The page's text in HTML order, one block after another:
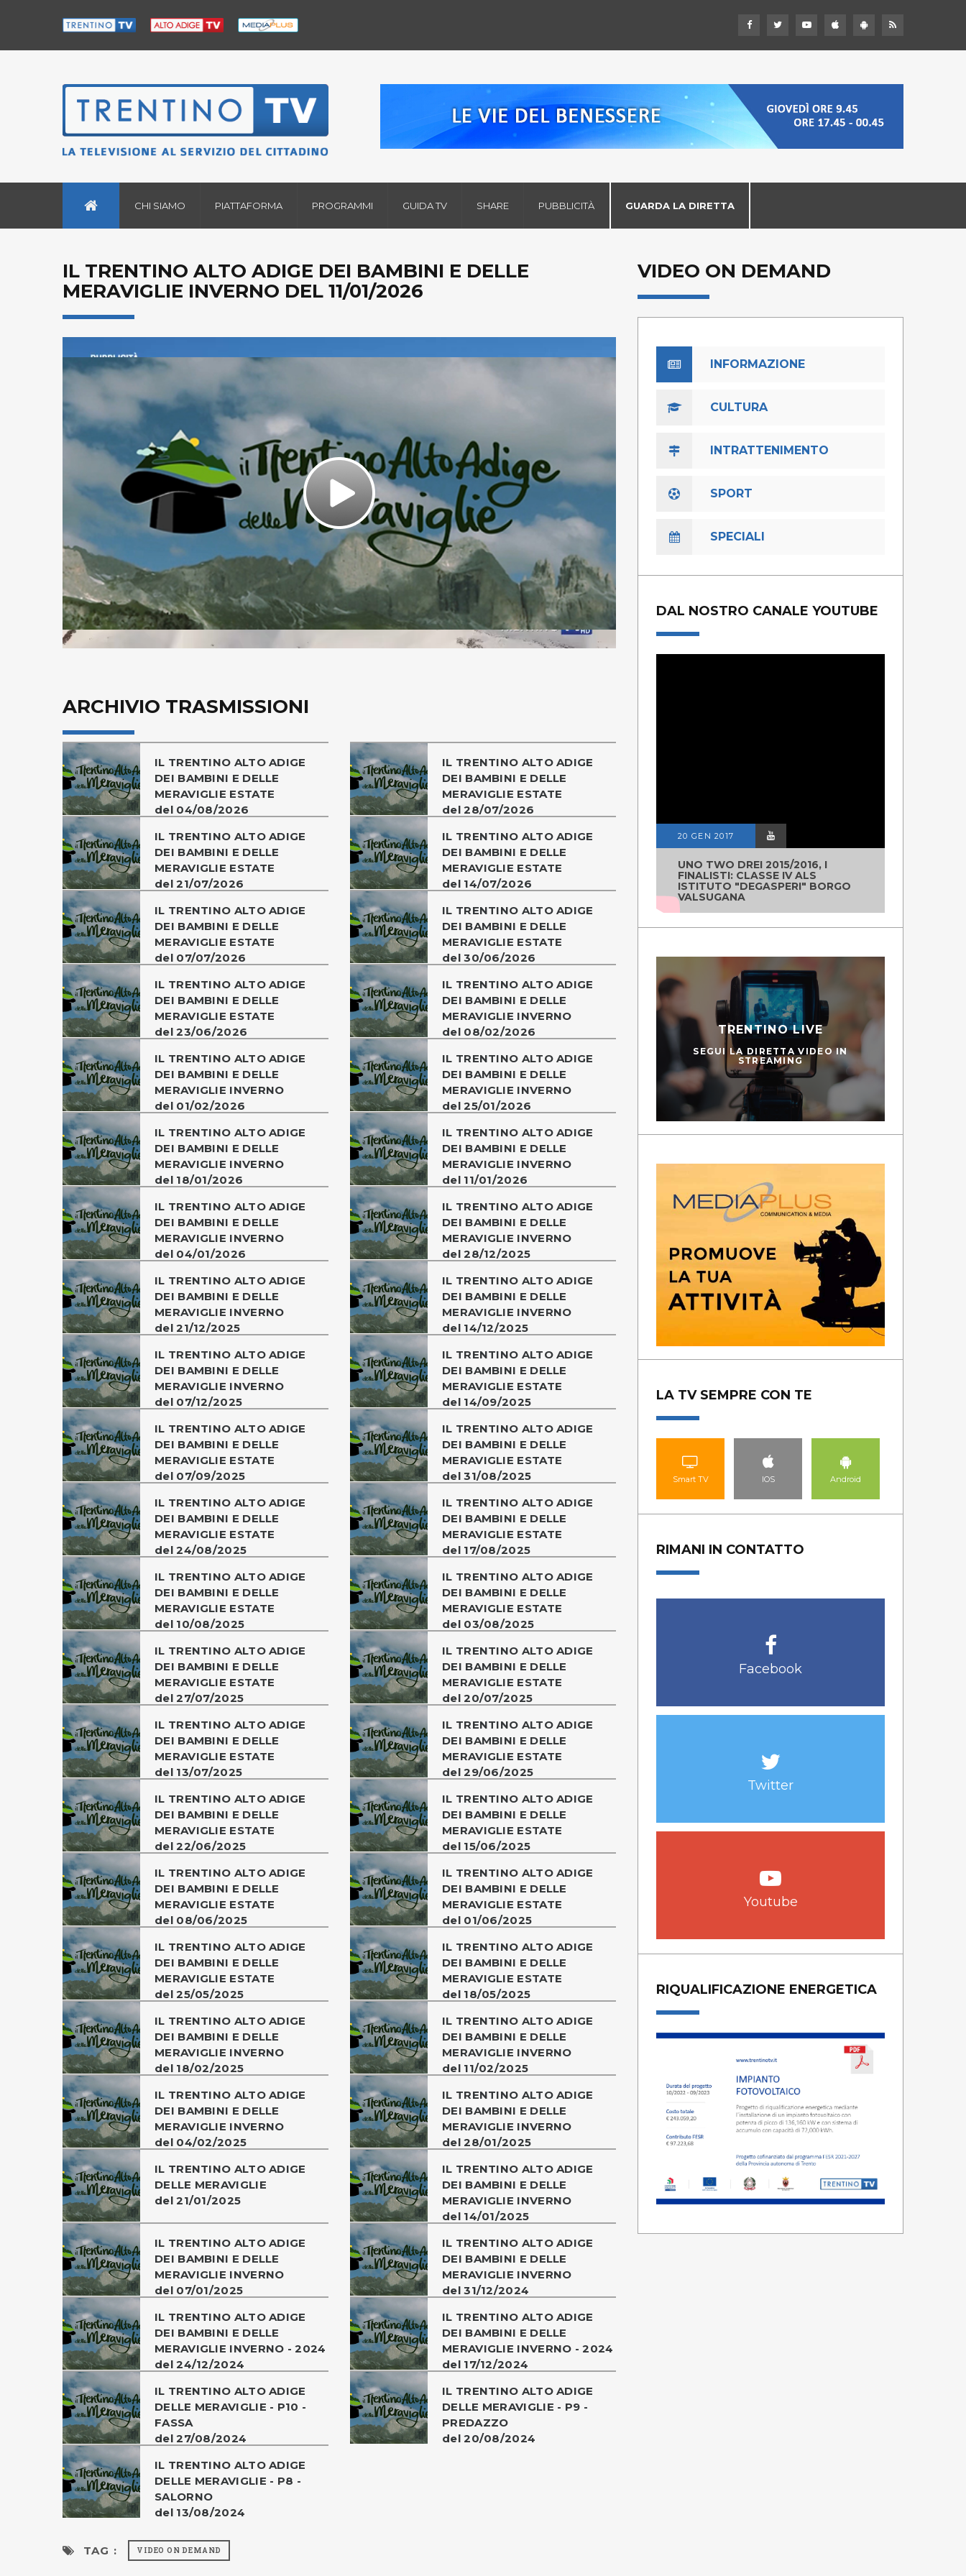
CHI SIAMO PIATTAFORMA PROGRAMMI GUIDA TV SHARE PUBBLICITÀ GUARDA LA DIRETTA
IL TRENTINO ALTO ADIGE DEI BAMBINI E DELLE
MERAVIGLIE INVERNO DEL 11/01/2026
Play
Video
ARCHIVIO TRASMISSIONI
IL TRENTINO ALTO ADIGE
DEI BAMBINI E DELLE
MERAVIGLIE ESTATE
del 04/08/2026
IL TRENTINO ALTO ADIGE
DEI BAMBINI E DELLE
MERAVIGLIE ESTATE
del 28/07/2026
IL TRENTINO ALTO ADIGE
DEI BAMBINI E DELLE
MERAVIGLIE ESTATE
del 21/07/2026
IL TRENTINO ALTO ADIGE
DEI BAMBINI E DELLE
MERAVIGLIE ESTATE
del 14/07/2026
IL TRENTINO ALTO ADIGE
DEI BAMBINI E DELLE
MERAVIGLIE ESTATE
del 07/07/2026
IL TRENTINO ALTO ADIGE
DEI BAMBINI E DELLE
MERAVIGLIE ESTATE
del 30/06/2026
IL TRENTINO ALTO ADIGE
DEI BAMBINI E DELLE
MERAVIGLIE ESTATE
del 23/06/2026
IL TRENTINO ALTO ADIGE
DEI BAMBINI E DELLE
MERAVIGLIE INVERNO
del 08/02/2026
IL TRENTINO ALTO ADIGE
DEI BAMBINI E DELLE
MERAVIGLIE INVERNO
del 01/02/2026
IL TRENTINO ALTO ADIGE
DEI BAMBINI E DELLE
MERAVIGLIE INVERNO
del 25/01/2026
IL TRENTINO ALTO ADIGE
DEI BAMBINI E DELLE
MERAVIGLIE INVERNO
del 18/01/2026
IL TRENTINO ALTO ADIGE
DEI BAMBINI E DELLE
MERAVIGLIE INVERNO
del 11/01/2026
IL TRENTINO ALTO ADIGE
DEI BAMBINI E DELLE
MERAVIGLIE INVERNO
del 04/01/2026
IL TRENTINO ALTO ADIGE
DEI BAMBINI E DELLE
MERAVIGLIE INVERNO
del 28/12/2025
IL TRENTINO ALTO ADIGE
DEI BAMBINI E DELLE
MERAVIGLIE INVERNO
del 21/12/2025
IL TRENTINO ALTO ADIGE
DEI BAMBINI E DELLE
MERAVIGLIE INVERNO
del 14/12/2025
IL TRENTINO ALTO ADIGE
DEI BAMBINI E DELLE
MERAVIGLIE INVERNO
del 07/12/2025
IL TRENTINO ALTO ADIGE
DEI BAMBINI E DELLE
MERAVIGLIE ESTATE
del 14/09/2025
IL TRENTINO ALTO ADIGE
DEI BAMBINI E DELLE
MERAVIGLIE ESTATE
del 07/09/2025
IL TRENTINO ALTO ADIGE
DEI BAMBINI E DELLE
MERAVIGLIE ESTATE
del 31/08/2025
IL TRENTINO ALTO ADIGE
DEI BAMBINI E DELLE
MERAVIGLIE ESTATE
del 24/08/2025
IL TRENTINO ALTO ADIGE
DEI BAMBINI E DELLE
MERAVIGLIE ESTATE
del 17/08/2025
IL TRENTINO ALTO ADIGE
DEI BAMBINI E DELLE
MERAVIGLIE ESTATE
del 10/08/2025
IL TRENTINO ALTO ADIGE
DEI BAMBINI E DELLE
MERAVIGLIE ESTATE
del 03/08/2025
IL TRENTINO ALTO ADIGE
DEI BAMBINI E DELLE
MERAVIGLIE ESTATE
del 27/07/2025
IL TRENTINO ALTO ADIGE
DEI BAMBINI E DELLE
MERAVIGLIE ESTATE
del 20/07/2025
IL TRENTINO ALTO ADIGE
DEI BAMBINI E DELLE
MERAVIGLIE ESTATE
del 13/07/2025
IL TRENTINO ALTO ADIGE
DEI BAMBINI E DELLE
MERAVIGLIE ESTATE
del 29/06/2025
IL TRENTINO ALTO ADIGE
DEI BAMBINI E DELLE
MERAVIGLIE ESTATE
del 22/06/2025
IL TRENTINO ALTO ADIGE
DEI BAMBINI E DELLE
MERAVIGLIE ESTATE
del 15/06/2025
IL TRENTINO ALTO ADIGE
DEI BAMBINI E DELLE
MERAVIGLIE ESTATE
del 08/06/2025
IL TRENTINO ALTO ADIGE
DEI BAMBINI E DELLE
MERAVIGLIE ESTATE
del 01/06/2025
IL TRENTINO ALTO ADIGE
DEI BAMBINI E DELLE
MERAVIGLIE ESTATE
del 25/05/2025
IL TRENTINO ALTO ADIGE
DEI BAMBINI E DELLE
MERAVIGLIE ESTATE
del 18/05/2025
IL TRENTINO ALTO ADIGE
DEI BAMBINI E DELLE
MERAVIGLIE INVERNO
del 18/02/2025
IL TRENTINO ALTO ADIGE
DEI BAMBINI E DELLE
MERAVIGLIE INVERNO
del 11/02/2025
IL TRENTINO ALTO ADIGE
DEI BAMBINI E DELLE
MERAVIGLIE INVERNO
del 04/02/2025
IL TRENTINO ALTO ADIGE
DEI BAMBINI E DELLE
MERAVIGLIE INVERNO
del 28/01/2025
IL TRENTINO ALTO ADIGE
DELLE MERAVIGLIE
del 21/01/2025
IL TRENTINO ALTO ADIGE
DEI BAMBINI E DELLE
MERAVIGLIE INVERNO
del 14/01/2025
IL TRENTINO ALTO ADIGE
DEI BAMBINI E DELLE
MERAVIGLIE INVERNO
del 07/01/2025
IL TRENTINO ALTO ADIGE
DEI BAMBINI E DELLE
MERAVIGLIE INVERNO
del 31/12/2024
IL TRENTINO ALTO ADIGE
DEI BAMBINI E DELLE
MERAVIGLIE INVERNO - 2024
del 24/12/2024
IL TRENTINO ALTO ADIGE
DEI BAMBINI E DELLE
MERAVIGLIE INVERNO - 2024
del 17/12/2024
IL TRENTINO ALTO ADIGE
DELLE MERAVIGLIE - P10 -
FASSA
del 27/08/2024
IL TRENTINO ALTO ADIGE
DELLE MERAVIGLIE - P9 -
PREDAZZO
del 20/08/2024
IL TRENTINO ALTO ADIGE
DELLE MERAVIGLIE - P8 -
SALORNO
del 13/08/2024
TAG : VIDEO ON DEMAND
VIDEO ON DEMAND
INFORMAZIONE
CULTURA
INTRATTENIMENTO
SPORT
SPECIALI
DAL NOSTRO CANALE YOUTUBE
20 GEN 2017
UNO TWO DREI 2015/2016, I
FINALISTI: CLASSE IV ALS
ISTITUTO "DEGASPERI" BORGO
VALSUGANA
TRENTINO LIVE
SEGUI LA DIRETTA VIDEO IN
STREAMING
LA TV SEMPRE CON TE
Smart TV IOS Android
RIMANI IN CONTATTO
Facebook
Twitter
Youtube
RIQUALIFICAZIONE ENERGETICA